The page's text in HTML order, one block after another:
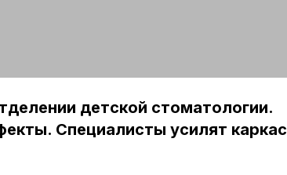
детской стоматологии.
Специалисты усилят каркас